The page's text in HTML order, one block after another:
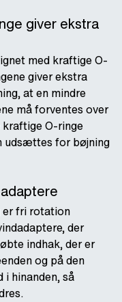
giver ekstra
med kraftige O-
giver ekstra
at en mindre
må forventes over
O-ringe
udsættes for bøjning
er fri rotation
der
indhak, der er
og på den
i hinanden, så